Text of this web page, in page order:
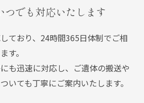
つでも対応いたします
ており、24時間365日体制でご相
す。
も迅速に対応し、ご遺体の搬送や
いても丁寧にご案内いたします。